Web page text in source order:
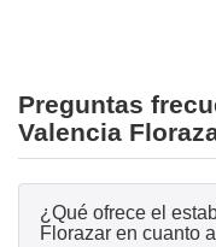
Preguntas
Valencia
¿Qué ofrece el
Florazar en cuanto